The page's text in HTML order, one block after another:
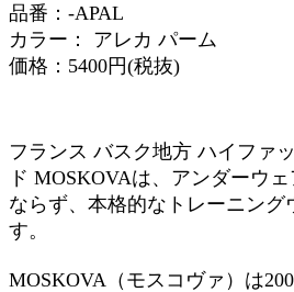
品番：-APAL
カラー： アレカ パーム
価格：5400円(税抜)
フランス バスク地方 ハイファ
ド MOSKOVAは、アンダーウ
ならず、本格的なトレーニング
す。
MOSKOVA（モスコヴァ）は